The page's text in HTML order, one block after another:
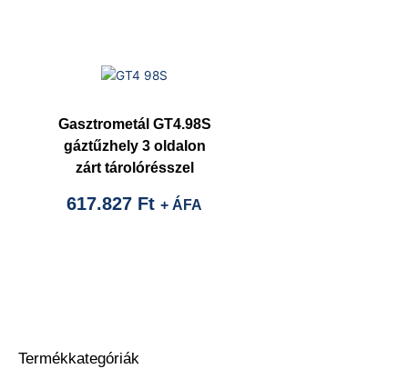
Termékkategóriák
Gasztrometál GT4.98S
gáztűzhely 3 oldalon
zárt tárolórésszel
617.827 Ft + ÁFA